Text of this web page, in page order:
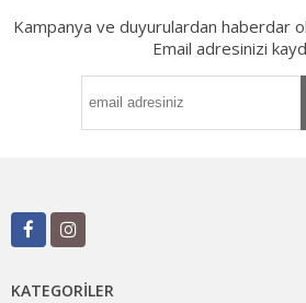
Kampanya ve duyurulardan haberdar
Email adresinizi
KATEGORILER